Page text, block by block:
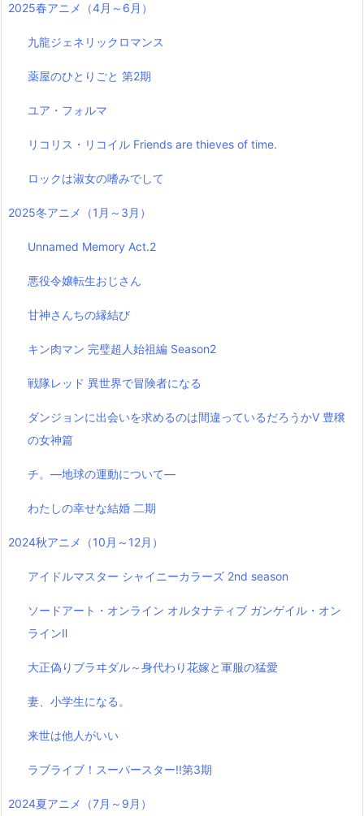
2025春アニメ（4月～6月）
九龍ジェネリックロマンス
薬屋のひとりごと 第2期
ユア・フォルマ
リコリス・リコイル Friends are thieves of time.
ロックは淑女の嗜みでして
2025冬アニメ（1月～3月）
Unnamed Memory Act.2
悪役令嬢転生おじさん
甘神さんちの縁結び
キン肉マン 完璧超人始祖編 Season2
戦隊レッド 異世界で冒険者になる
ダンジョンに出会いを求めるのは間違っているだろうかⅤ 豊穣
の女神篇
チ。―地球の運動について―
わたしの幸せな結婚 二期
2024秋アニメ（10月～12月）
アイドルマスター シャイニーカラーズ 2nd season
ソードアート・オンライン オルタナティブ ガンゲイル・オン
ラインⅡ
大正偽りブラヰダル～身代わり花嫁と軍服の猛愛
妻、小学生になる。
来世は他人がいい
ラブライブ！スーパースター!!第3期
2024夏アニメ（7月～9月）